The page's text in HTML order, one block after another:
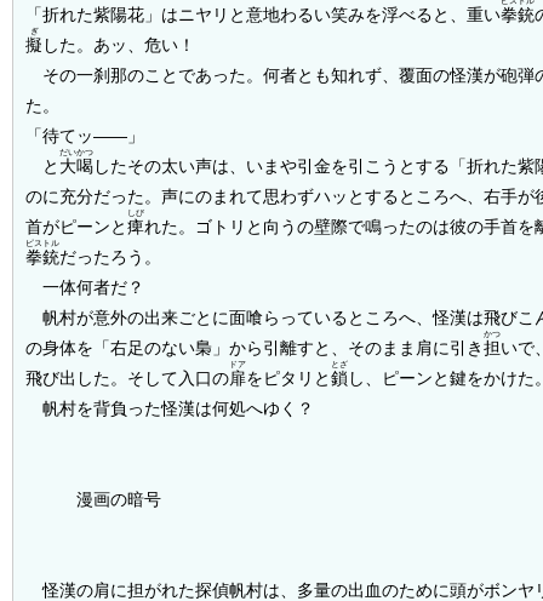
「折れた紫陽花」はニヤリと意地わるい笑みを浮べると、重い拳銃
擬
ぎ
した。あッ、危い！
その一刹那のことであった。何者とも知れず、覆面の怪漢が砲弾
た。
「待てッ――」
と 大喝
だいかつ
したその太い声は、いまや引金を引こうとする「折れた紫
のに充分だった。声にのまれて思わずハッとするところへ、右手が
首がピーンと痺
しび
れた。ゴトリと向うの壁際で鳴ったのは彼の手首を
拳銃
ピストル
だったろう。
一体何者だ？
帆村が意外の出来ごとに面喰らっているところへ、怪漢は飛びこ
の身体を「右足のない梟」から引離すと、そのまま肩に引き担
かつ
いで
飛び出した。そして入口の扉
ドア
をピタリと鎖
とざ
し、ピーンと鍵をかけた
帆村を背負った怪漢は何処へゆく？
漫画の暗号
怪漢の肩に担がれた探偵帆村は、多量の出血のために頭がボンヤ